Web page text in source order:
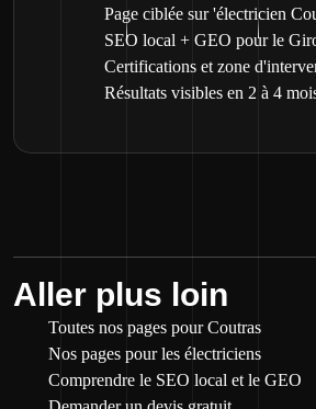
Page ciblée sur 'électricien
SEO local + GEO pour le
Certifications et zone
Résultats visibles en 2 à 4
Aller plus loin
Toutes nos pages pour Coutras
Nos pages pour les électriciens
Comprendre le SEO local et le GEO